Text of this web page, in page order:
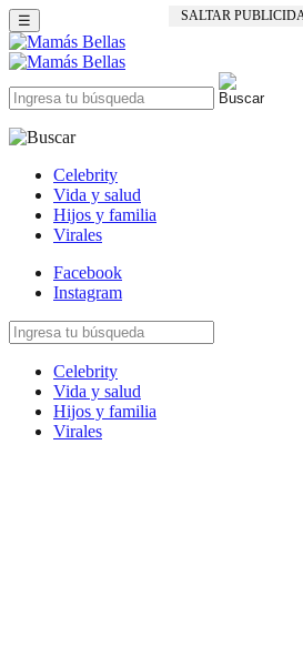
SALTAR
☰
Celebrity
Vida y salud
Hijos y familia
Virales
Facebook
Instagram
Celebrity
Vida y salud
Hijos y familia
Virales